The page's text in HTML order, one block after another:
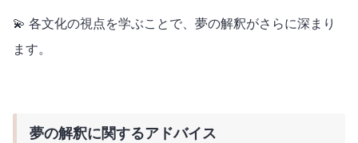
💫 各文化の視点を学ぶことで、夢の解釈がさらに深まり
ます。
夢の解釈に関するアドバイス